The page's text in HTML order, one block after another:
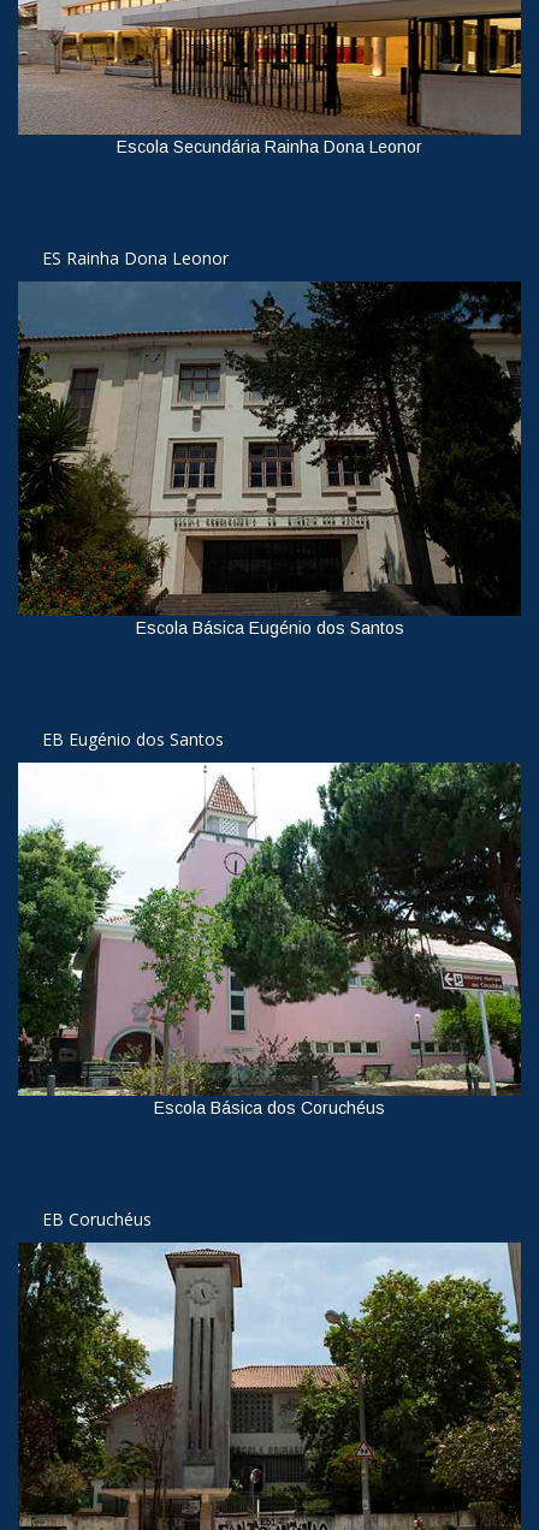
Escola Secundária Rainha Dona Leonor
ES Rainha Dona Leonor
Escola Básica Eugénio dos Santos
EB Eugénio dos Santos
Escola Básica dos Coruchéus
EB Coruchéus